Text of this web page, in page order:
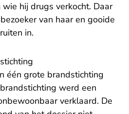
hij drugs verkocht. Daar
van haar en gooide
in.
één grote brandstichting
werd een
verklaard. De